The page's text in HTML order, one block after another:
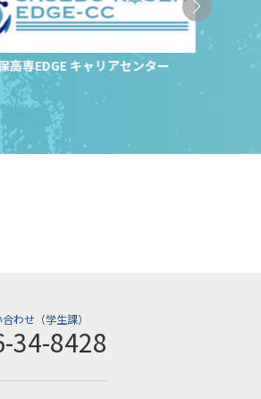
高専EDGE キャリアセンター
わせ（学生課）
34-8428